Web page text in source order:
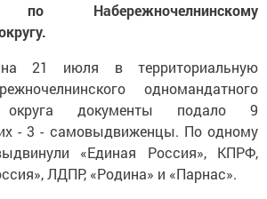
по Набережночелнинскому
21 июля в территориальную
одномандатного
округа документы подало 9
- 3 - самовыдвиженцы. По одному
«Единая Россия», КПРФ,
ЛДПР, «Родина» и «Парнас».